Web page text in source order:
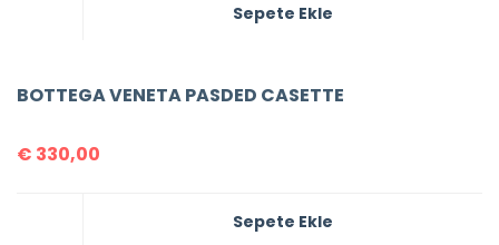
Sepete Ekle
BOTTEGA VENETA PASDED CASETTE
€ 330,00
Sepete Ekle